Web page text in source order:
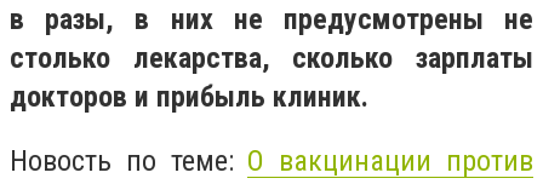
в разы, в них не предусмотрены не
столько лекарства, сколько зарплаты
докторов и прибыль клиник.
Новость по теме: О вакцинации против